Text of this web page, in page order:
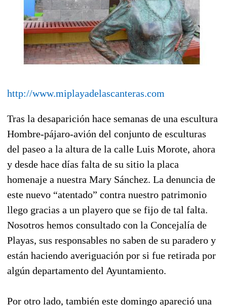
http://www.miplayadelascanteras.com
Tras la desaparición hace semanas de una escultura
Hombre-pájaro-avión del conjunto de esculturas
del paseo a la altura de la calle Luis Morote, ahora
y desde hace días falta de su sitio la placa
homenaje a nuestra Mary Sánchez. La denuncia de
este nuevo “atentado” contra nuestro patrimonio
llego gracias a un playero que se fijo de tal falta.
Nosotros hemos consultado con la Concejalía de
Playas, sus responsables no saben de su paradero y
están haciendo averiguación por si fue retirada por
algún departamento del Ayuntamiento.
Por otro lado, también este domingo apareció una